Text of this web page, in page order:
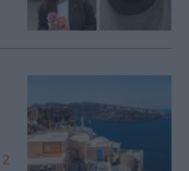
2